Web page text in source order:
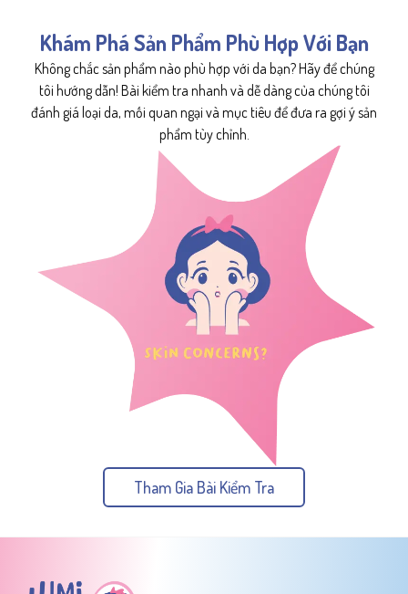
Khám Phá Sản Phẩm Phù Hợp Với Bạn
Không chắc sản phẩm nào phù hợp với da bạn? Hãy để chúng
tôi hướng dẫn! Bài kiểm tra nhanh và dễ dàng của chúng tôi
đánh giá loại da, mối quan ngại và mục tiêu để đưa ra gợi ý sản
phẩm tùy chỉnh.
Tham Gia Bài Kiểm Tra